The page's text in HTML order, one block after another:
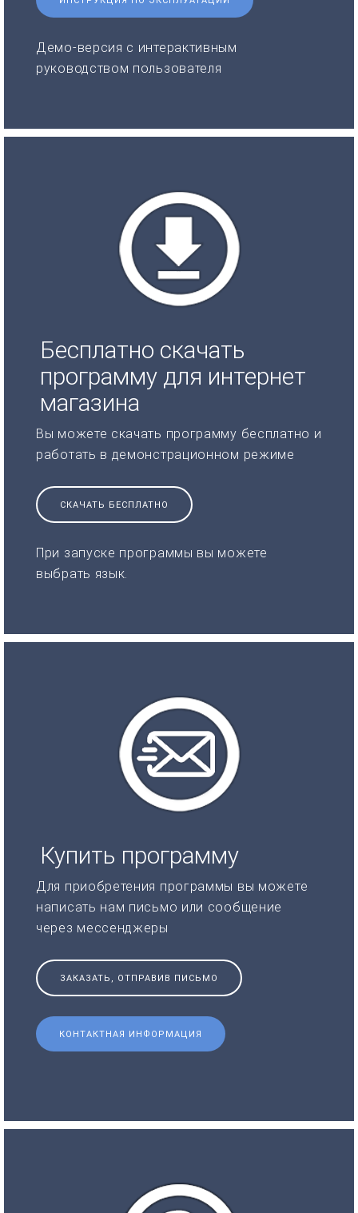
Демо-версия с интерактивным
руководством пользователя
Бесплатно скачать
программу для интернет
магазина
Вы можете скачать программу бесплатно и
работать в демонстрационном режиме
СКАЧАТЬ БЕСПЛАТНО
При запуске программы вы можете
выбрать язык.
Купить программу
Для приобретения программы вы можете
написать нам письмо или сообщение
через мессенджеры
ЗАКАЗАТЬ, ОТПРАВИВ ПИСЬМО
КОНТАКТНАЯ ИНФОРМАЦИЯ